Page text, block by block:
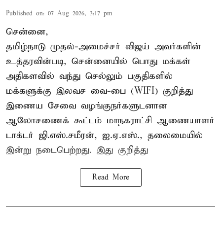
Published on: 07 Aug 2026, 3:17 pm
சென்னை,
தமிழ்நாடு முதல்-அமைச்சர் விஜய் அவர்களின்
உத்தரவின்படி, சென்னையில் பொது மக்கள்
அதிகளவில் வந்து செல்லும் பகுதிகளில்
மக்களுக்கு இலவச வை-பை (WIFI) குறித்து
இணைய சேவை வழங்குநர்களுடனான
ஆலோசணைக் கூட்டம் மாநகராட்சி ஆணையாளர்
டாக்டர் ஜி.எஸ்.சமீரன், ஐ.ஏ.எஸ்., தலைமையில்
இன்று நடைபெற்றது. இது குறித்து
Read More